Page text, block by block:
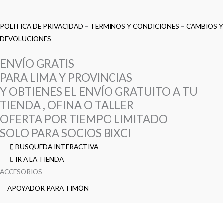
POLITICA DE PRIVACIDAD – TERMINOS Y CONDICIONES – CAMBIOS Y
DEVOLUCIONES
ENVÍO GRATIS
PARA LIMA Y PROVINCIAS
Y OBTIENES EL ENVÍO GRATUITO A TU
TIENDA , OFINA O TALLER
OFERTA POR TIEMPO LIMITADO
SOLO PARA SOCIOS BIXCI
BUSQUEDA INTERACTIVA
IR A LA TIENDA
ACCESORIOS
APOYADOR PARA TIMÓN